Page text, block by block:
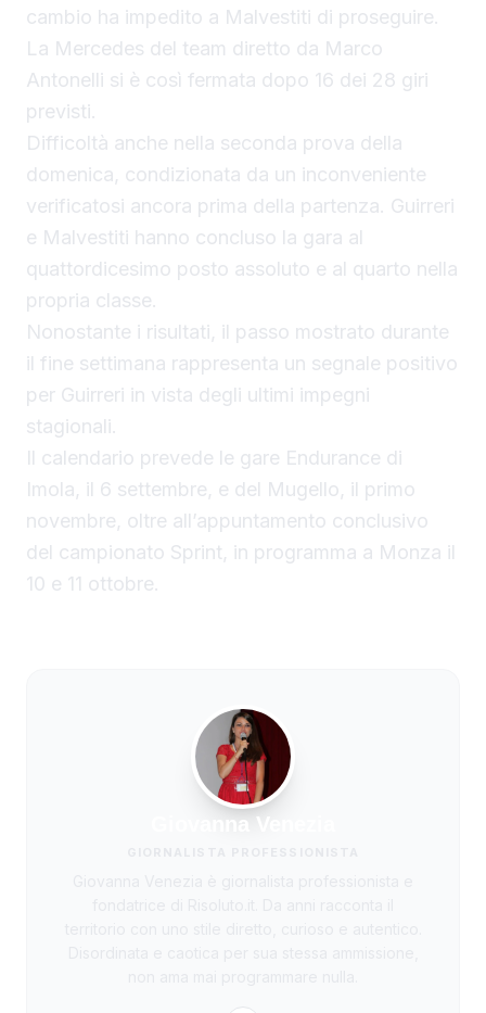
cambio ha impedito a Malvestiti di proseguire.
La Mercedes del team diretto da Marco
Antonelli si è così fermata dopo 16 dei 28 giri
previsti.
Difficoltà anche nella seconda prova della
domenica, condizionata da un inconveniente
verificatosi ancora prima della partenza. Guirreri
e Malvestiti hanno concluso la gara al
quattordicesimo posto assoluto e al quarto nella
propria classe.
Nonostante i risultati, il passo mostrato durante
il fine settimana rappresenta un segnale positivo
per Guirreri in vista degli ultimi impegni
stagionali.
Il calendario prevede le gare Endurance di
Imola, il 6 settembre, e del Mugello, il primo
novembre, oltre all’appuntamento conclusivo
del campionato Sprint, in programma a Monza il
10 e 11 ottobre.
Giovanna Venezia